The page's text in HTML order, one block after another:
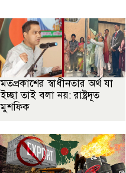
মতপ্রকাশের স্বাধীনতার অর্থ যা
ইচ্ছা তাই বলা নয়: রাষ্ট্রদূত
মুশফিক